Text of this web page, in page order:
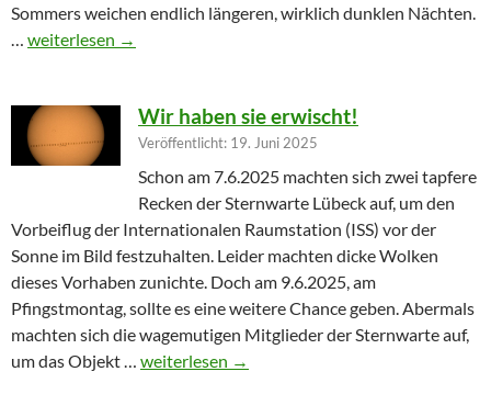
Sommers weichen endlich längeren, wirklich dunklen Nächten.
… Furioser Auftakt zur Herbstsaison
weiterlesen →
Wir haben sie erwischt!
Veröffentlicht: 19. Juni 2025
Schon am 7.6.2025 machten sich zwei tapfere
Recken der Sternwarte Lübeck auf, um den
Vorbeiflug der Internationalen Raumstation (ISS) vor der
Sonne im Bild festzuhalten. Leider machten dicke Wolken
dieses Vorhaben zunichte. Doch am 9.6.2025, am
Pfingstmontag, sollte es eine weitere Chance geben. Abermals
machten sich die wagemutigen Mitglieder der Sternwarte auf,
um das Objekt … Wir haben sie erwischt!
weiterlesen →